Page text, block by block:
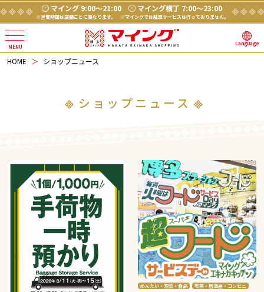
Language
マイング 9:00～21:00 マイング横丁 7:00～23:00
※営業時間は店舗ごとに異なります。 ※マイングでは駐車サービスは行っておりません。
HOME ショップニュース
ショップニュース
めんたい・惣菜・食品 喫茶・居酒屋・コンビニ